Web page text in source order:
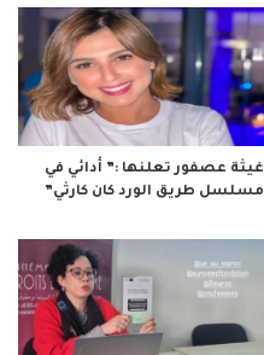
غيثة عصفور تعلنها :” أدائي في
مسلسل طريق الورد كان كارثي”